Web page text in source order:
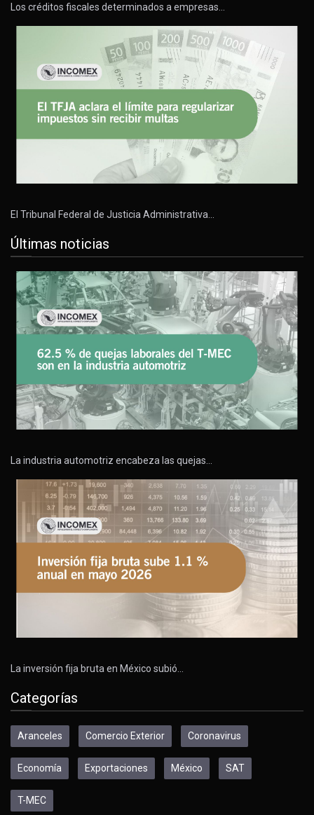
Los créditos fiscales determinados a empresas…
El Tribunal Federal de Justicia Administrativa…
Últimas noticias
La industria automotriz encabeza las quejas…
La inversión fija bruta en México subió…
Categorías
Aranceles Comercio Exterior Coronavirus
Economía Exportaciones México SAT
T-MEC